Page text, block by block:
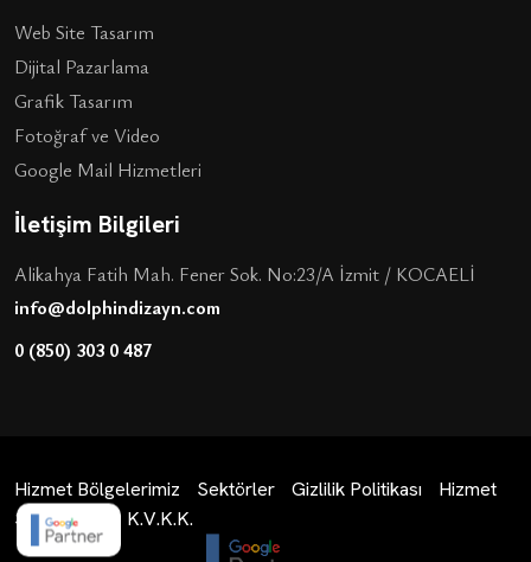
Web Site Tasarım
Dijital Pazarlama
Grafik Tasarım
Fotoğraf ve Video
Google Mail Hizmetleri
İletişim Bilgileri
Alikahya Fatih Mah. Fener Sok. No:23/A İzmit / KOCAELİ
info@dolphindizayn.com
0 (850) 303 0 487
Hizmet Bölgelerimiz Sektörler Gizlilik Politikası
Hizmet
Sözleşmesi
K.V.K.K.